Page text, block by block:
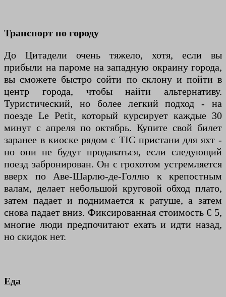
Транспорт по городу
До Цитадели очень тяжело, хотя, если вы
прибыли на пароме на западную окраину города,
вы сможете быстро сойти по склону и пойти в
центр города, чтобы найти альтернативу.
Туристический, но более легкий подход - на
поезде Le Petit, который курсирует каждые 30
минут с апреля по октябрь. Купите свой билет
заранее в киоске рядом с TIC пристани для яхт -
но они не будут продаваться, если следующий
поезд забронирован. Он с грохотом устремляется
вверх по Аве-Шарлю-де-Голлю к крепостным
валам, делает небольшой круговой обход плато,
затем падает и поднимается к ратуше, а затем
снова падает вниз. Фиксированная стоимость € 5,
многие люди предпочитают ехать и идти назад,
но скидок нет.
Еда